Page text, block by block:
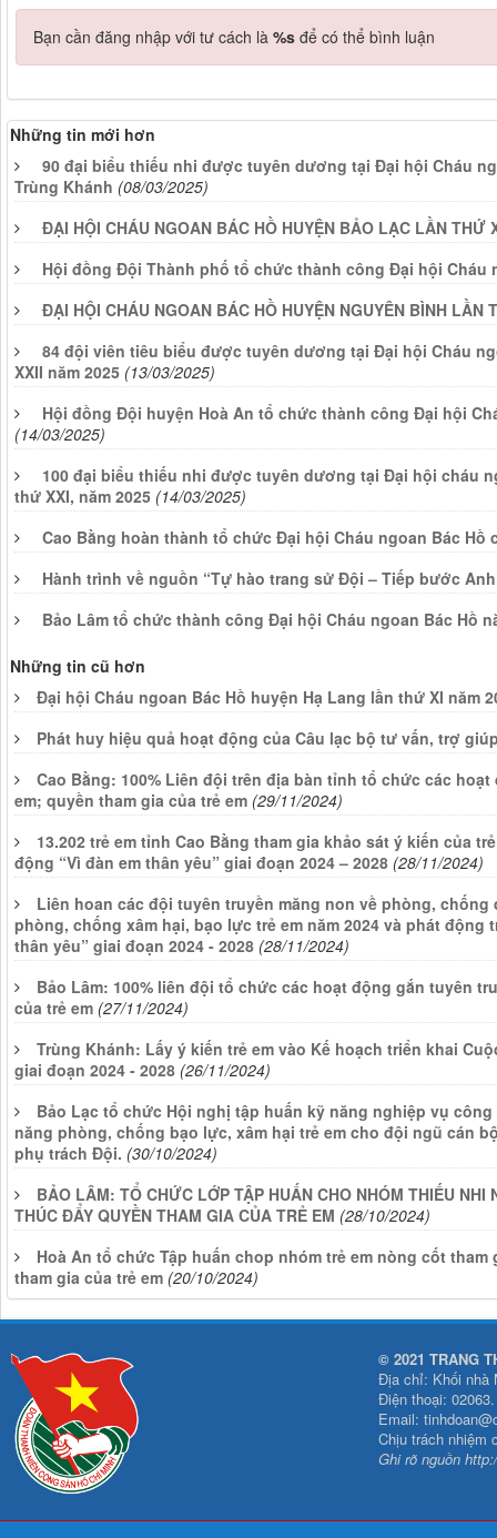
Bạn cần đăng nhập với tư cách là %s để có thể bình luận
Những tin mới hơn
90 đại biểu thiếu nhi được tuyên dương tại Đại hội Cháu
Trùng Khánh (08/03/2025)
ĐẠI HỘI CHÁU NGOAN BÁC HỒ HUYỆN BẢO LẠC LẦN THỨ
Hội đồng Đội Thành phố tổ chức thành công Đại hội Cháu
ĐẠI HỘI CHÁU NGOAN BÁC HỒ HUYỆN NGUYÊN BÌNH LẦN
84 đội viên tiêu biểu được tuyên dương tại Đại hội Cháu
XXII năm 2025 (13/03/2025)
Hội đồng Đội huyện Hoà An tổ chức thành công Đại hội
(14/03/2025)
100 đại biểu thiếu nhi được tuyên dương tại Đại hội cháu
thứ XXI, năm 2025 (14/03/2025)
Cao Bằng hoàn thành tổ chức Đại hội Cháu ngoan Bác Hồ
Hành trình về nguồn “Tự hào trang sử Đội – Tiếp bước
Bảo Lâm tổ chức thành công Đại hội Cháu ngoan Bác Hồ
Những tin cũ hơn
Đại hội Cháu ngoan Bác Hồ huyện Hạ Lang lần thứ XI năm
Phát huy hiệu quả hoạt động của Câu lạc bộ tư vấn, trợ
Cao Bằng: 100% Liên đội trên địa bàn tỉnh tổ chức các
em; quyền tham gia của trẻ em (29/11/2024)
13.202 trẻ em tỉnh Cao Bằng tham gia khảo sát ý kiến của
động “Vì đàn em thân yêu” giai đoạn 2024 – 2028 (28/11/2024)
Liên hoan các đội tuyên truyền măng non về phòng,
phòng, chống xâm hại, bạo lực trẻ em năm 2024 và phát động
thân yêu” giai đoạn 2024 - 2028 (28/11/2024)
Bảo Lâm: 100% liên đội tổ chức các hoạt động gắn tuyên
của trẻ em (27/11/2024)
Trùng Khánh: Lấy ý kiến trẻ em vào Kế hoạch triển khai
giai đoạn 2024 - 2028 (26/11/2024)
Bảo Lạc tổ chức Hội nghị tập huấn kỹ năng nghiệp vụ
năng phòng, chống bạo lực, xâm hại trẻ em cho đội ngũ cán
phụ trách Đội. (30/10/2024)
BẢO LÂM: TỔ CHỨC LỚP TẬP HUẤN CHO NHÓM THIẾU NHI
THÚC ĐẨY QUYỀN THAM GIA CỦA TRẺ EM (28/10/2024)
Hoà An tổ chức Tập huấn chop nhóm trẻ em nòng cốt
tham gia của trẻ em (20/10/2024)
© 2021 TRANG
Địa chỉ: Khối nhà
Điện thoại:
Email:
Chịu trách nhiệm
Ghi rõ nguồn